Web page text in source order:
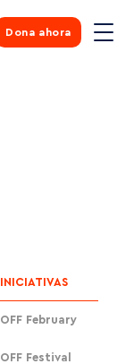
Dona ahora
INICIATIVAS
OFF February
OFF Festival